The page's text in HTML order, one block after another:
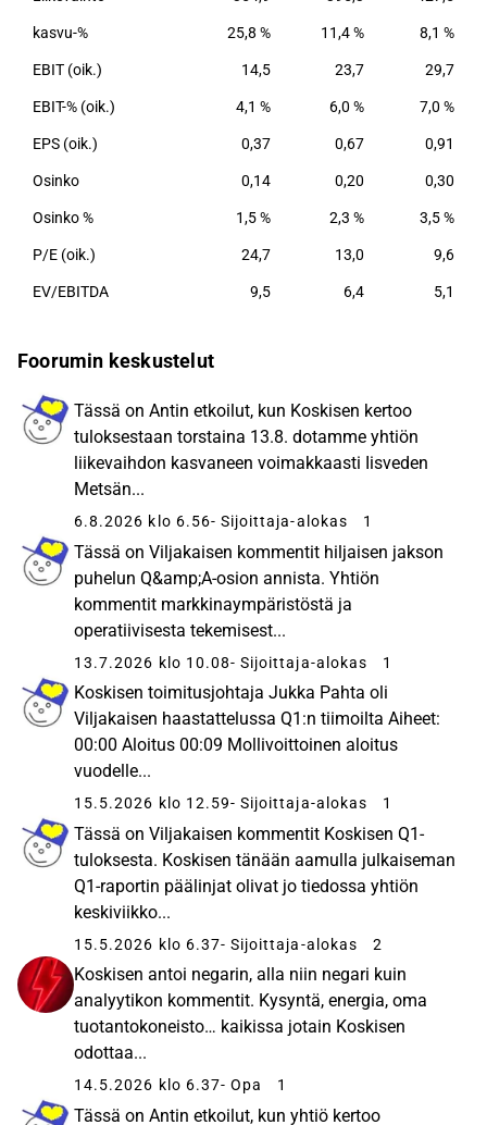
tuotantolaitokset sijaitsevat Järvelässä ja
Koskisen keskeisiä markkinasegmenttejä ovat
havusahatavara, koivuvaneri ja lastulevy. Koskisella
70 maassa. Koskisella on kaksi
liiketoimintasegmenttiä: Sahateollisuus (60,4
prosentin osuus liikevaihdosta ennen sisäisen
tilikaudella) ja Levyteollisuus (39,6 prosentin osuus
liikevaihdosta ennen sisäisen myynnin eliminointia
sahatavaraa ja ‑jalosteita, ja
Levyteollisuus‑liiketoimintasegmentti valmistaa
vaneria, ohutvaneria, viilua, lastulevyä sekä kevyiden
ja raskaiden hyötyajoneuvojen sisustusratkaisuja
Kore‑brändin alla.
kasvu-% 25,8 % 11,4 % 8,1 %
EBIT (oik.) 14,5 23,7 29,7
EBIT-% (oik.) 4,1 % 6,0 % 7,0 %
EPS (oik.) 0,37 0,67 0,91
Osinko 0,14 0,20 0,30
Osinko % 1,5 % 2,3 % 3,5 %
P/E (oik.) 24,7 13,0 9,6
EV/EBITDA 9,5 6,4 5,1
Foorumin keskustelut
Tässä on Antin etkoilut, kun Koskisen kertoo
tuloksestaan torstaina 13.8. dotamme yhtiön
liikevaihdon kasvaneen voimakkaasti Iisveden
Metsän...
6.8.2026 klo 6.56- Sijoittaja-alokas 1
Tässä on Viljakaisen kommentit hiljaisen jakson
puhelun Q&amp;A-osion annista. Yhtiön
kommentit markkinaympäristöstä ja
operatiivisesta tekemisest...
13.7.2026 klo 10.08- Sijoittaja-alokas 1
Koskisen toimitusjohtaja Jukka Pahta oli
Viljakaisen haastattelussa Q1:n tiimoilta Aiheet:
00:00 Aloitus 00:09 Mollivoittoinen aloitus
vuodelle...
15.5.2026 klo 12.59- Sijoittaja-alokas 1
Tässä on Viljakaisen kommentit Koskisen Q1-
tuloksesta. Koskisen tänään aamulla julkaiseman
Q1-raportin päälinjat olivat jo tiedossa yhtiön
keskiviikko...
15.5.2026 klo 6.37- Sijoittaja-alokas 2
Koskisen antoi negarin, alla niin negari kuin
analyytikon kommentit. Kysyntä, energia, oma
tuotantokoneisto… kaikissa jotain Koskisen
odottaa...
14.5.2026 klo 6.37- Opa 1
Tässä on Antin etkoilut, kun yhtiö kertoo